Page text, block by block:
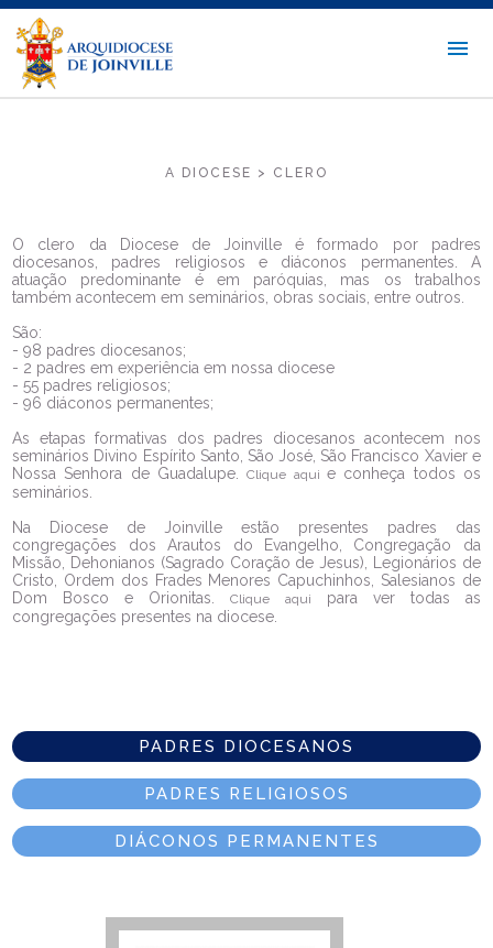
A DIOCESE > CLERO
O clero da Diocese de Joinville é formado por padres
diocesanos, padres religiosos e diáconos permanentes. A
atuação predominante é em paróquias, mas os trabalhos
também acontecem em seminários, obras sociais, entre outros.
São:
- 98 padres diocesanos;
- 2 padres em experiência em nossa diocese
- 55 padres religiosos;
- 96 diáconos permanentes;
As etapas formativas dos padres diocesanos acontecem nos
seminários Divino Espírito Santo, São José, São Francisco Xavier e
Nossa Senhora de Guadalupe.Clique aqui e conheça todos os
seminários.
Na Diocese de Joinville estão presentes padres das
congregações dos Arautos do Evangelho, Congregação da
Missão, Dehonianos (Sagrado Coração de Jesus), Legionários de
Cristo, Ordem dos Frades Menores Capuchinhos, Salesianos de
Dom Bosco e Orionitas.Clique aqui
para ver todas as
congregações presentes na diocese.
PADRES DIOCESANOS
PADRES RELIGIOSOS
DIÁCONOS PERMANENTES